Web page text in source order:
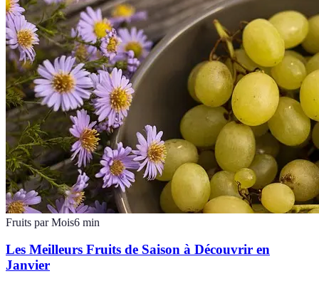
Fruits par Mois6 min
Les Meilleurs Fruits de Saison à Découvrir en
Janvier